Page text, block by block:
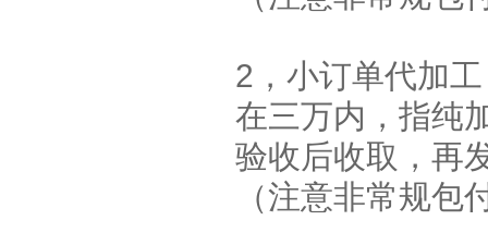
2，小订单代加
在三万内，指纯
验收后收取，再
（注意非常规包